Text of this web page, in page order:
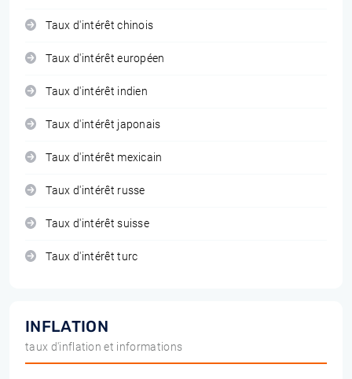
Taux d'intérêt chinois
Taux d'intérêt européen
Taux d'intérêt indien
Taux d'intérêt japonais
Taux d'intérêt mexicain
Taux d'intérêt russe
Taux d'intérêt suisse
Taux d'intérêt turc
INFLATION
taux d'inflation et informations